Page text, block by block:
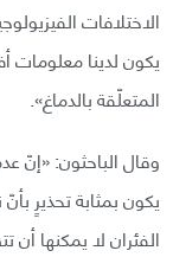
الاختلافات
يكون لدينا معلومات
المتعلّقة بالدماغ».
وقال الباحثون: «إنّ
يكون بمثابة تحذيرٍ
الفئران لا يمكنها أن